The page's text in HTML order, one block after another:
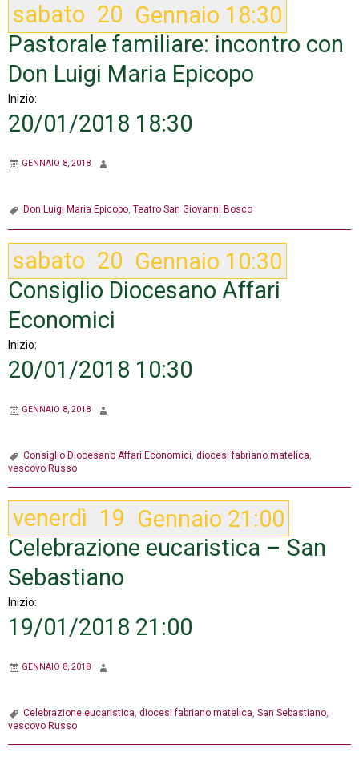
sabato 20 Gennaio 18:30
Pastorale familiare: incontro con
Don Luigi Maria Epicopo
Inizio:
20/01/2018 18:30
GENNAIO 8, 2018
Don Luigi Maria Epicopo, Teatro San Giovanni Bosco
sabato 20 Gennaio 10:30
Consiglio Diocesano Affari
Economici
Inizio:
20/01/2018 10:30
GENNAIO 8, 2018
Consiglio Diocesano Affari Economici, diocesi fabriano matelica,
vescovo Russo
venerdì 19 Gennaio 21:00
Celebrazione eucaristica – San
Sebastiano
Inizio:
19/01/2018 21:00
GENNAIO 8, 2018
Celebrazione eucaristica, diocesi fabriano matelica, San Sebastiano,
vescovo Russo